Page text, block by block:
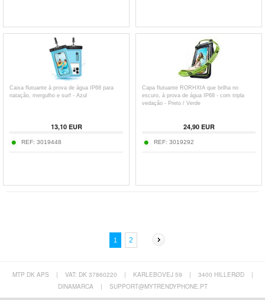
Caixa flutuante à prova de água IP68 para
natação, mergulho e surf - Azul
13,10EUR
REF: 3019448
Capa flutuante RORHXIA que brilha no
escuro, à prova de água IP68 - com tripla
vedação - Preto / Verde
24,90EUR
REF: 3019292
1 2
MTP DK APS | VAT: DK 37860220 | KARLEBOVEJ 59 | 3400 HILLERØD
|
DINAMARCA
| SUPPORT@MYTRENDYPHONE.PT